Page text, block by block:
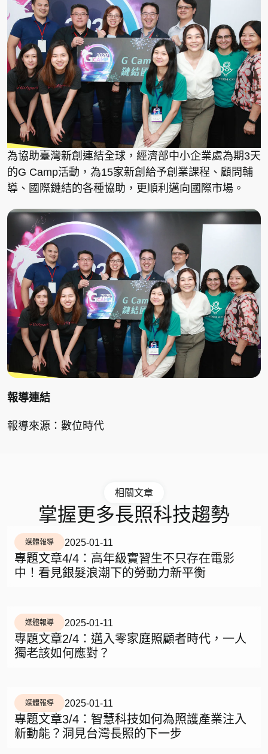
為協助臺灣新創連結全球，經濟部中小企業處為期3天
的G Camp活動，為15家新創給予創業課程、顧問輔
導、國際鏈結的各種協助，更順利邁向國際市場。
報導連結
報導來源：數位時代
相關文章
掌握更多長照科技趨勢
媒體報導 2025-01-11
專題文章4/4：高年級實習生不只存在電影
中！看見銀髮浪潮下的勞動力新平衡
媒體報導 2025-01-11
專題文章2/4：邁入零家庭照顧者時代，一人
獨老該如何應對？
媒體報導 2025-01-11
專題文章3/4：智慧科技如何為照護產業注入
新動能？洞見台灣長照的下一步